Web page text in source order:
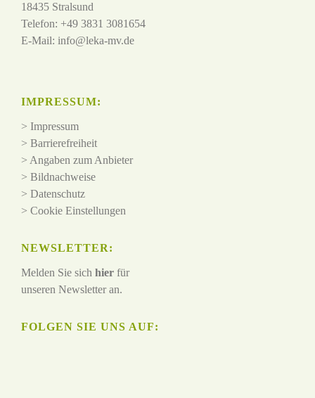
18435 Stralsund
Telefon: +49 3831 3081654
E-Mail: info@leka-mv.de
IMPRESSUM:
> Impressum
> Barrierefreiheit
> Angaben zum Anbieter
> Bildnachweise
> Datenschutz
> Cookie Einstellungen
NEWSLETTER:
Melden Sie sich hier für
unseren Newsletter an.
FOLGEN SIE UNS AUF: